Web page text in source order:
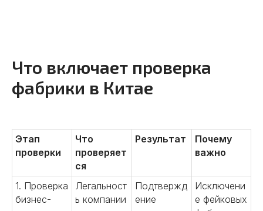
Что включает проверка
фабрики в Китае
Этап
проверки
Что
проверяет
ся
Результат
Почему
важно
1. Проверка
бизнес-
Легальност
ь компании
Подтвержд
ение
Исключени
е фейковых